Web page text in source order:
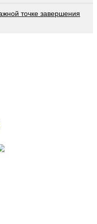
точке завершения